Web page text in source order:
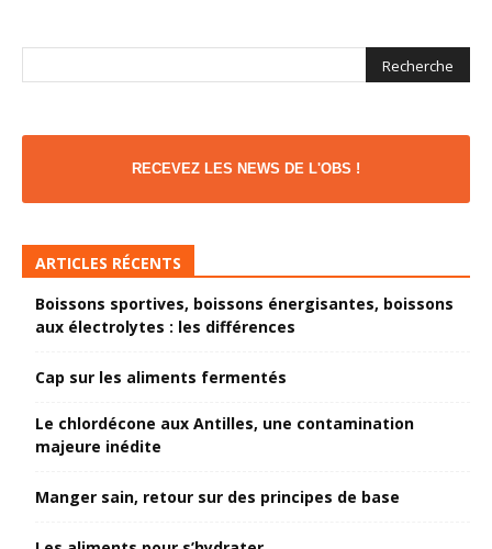
RECEVEZ LES NEWS DE L'OBS !
ARTICLES RÉCENTS
Boissons sportives, boissons énergisantes, boissons
aux électrolytes : les différences
Cap sur les aliments fermentés
Le chlordécone aux Antilles, une contamination
majeure inédite
Manger sain, retour sur des principes de base